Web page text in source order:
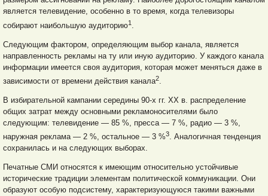
является телевидение, особенно в то время, когда телевизоры
собирают наибольшую аудиторию1
Следующим фактором, определяющим выбор канала, является
направленность рекламы на ту или иную аудиторию. У каждого канала
информации имеется своя аудитория, которая может меняться даже в
зависимости от времени действия канала2.
В избирательной кампании середины 90-х гг. ХХ в. распределение
общих затрат между основными рекламоносителями было
следующим: телевидение — 85 %, пресса — 7 %, радио — 3 %,
наружная реклама — 2 %, остальное — 3 %3. Аналогичная тенденция
сохранилась и на следующих выборах.
Печатные СМИ относятся к имеющим относительно устойчивые
исторические традиции элементам политической коммуникации. Они
образуют особую подсистему, характеризующуюся такими важными